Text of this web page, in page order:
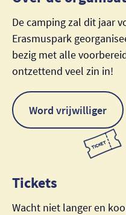
De camping zal dit jaar
Erasmuspark
bezig met alle
ontzettend veel zin in!
Word vrijwilliger
Tickets
Wacht niet langer en